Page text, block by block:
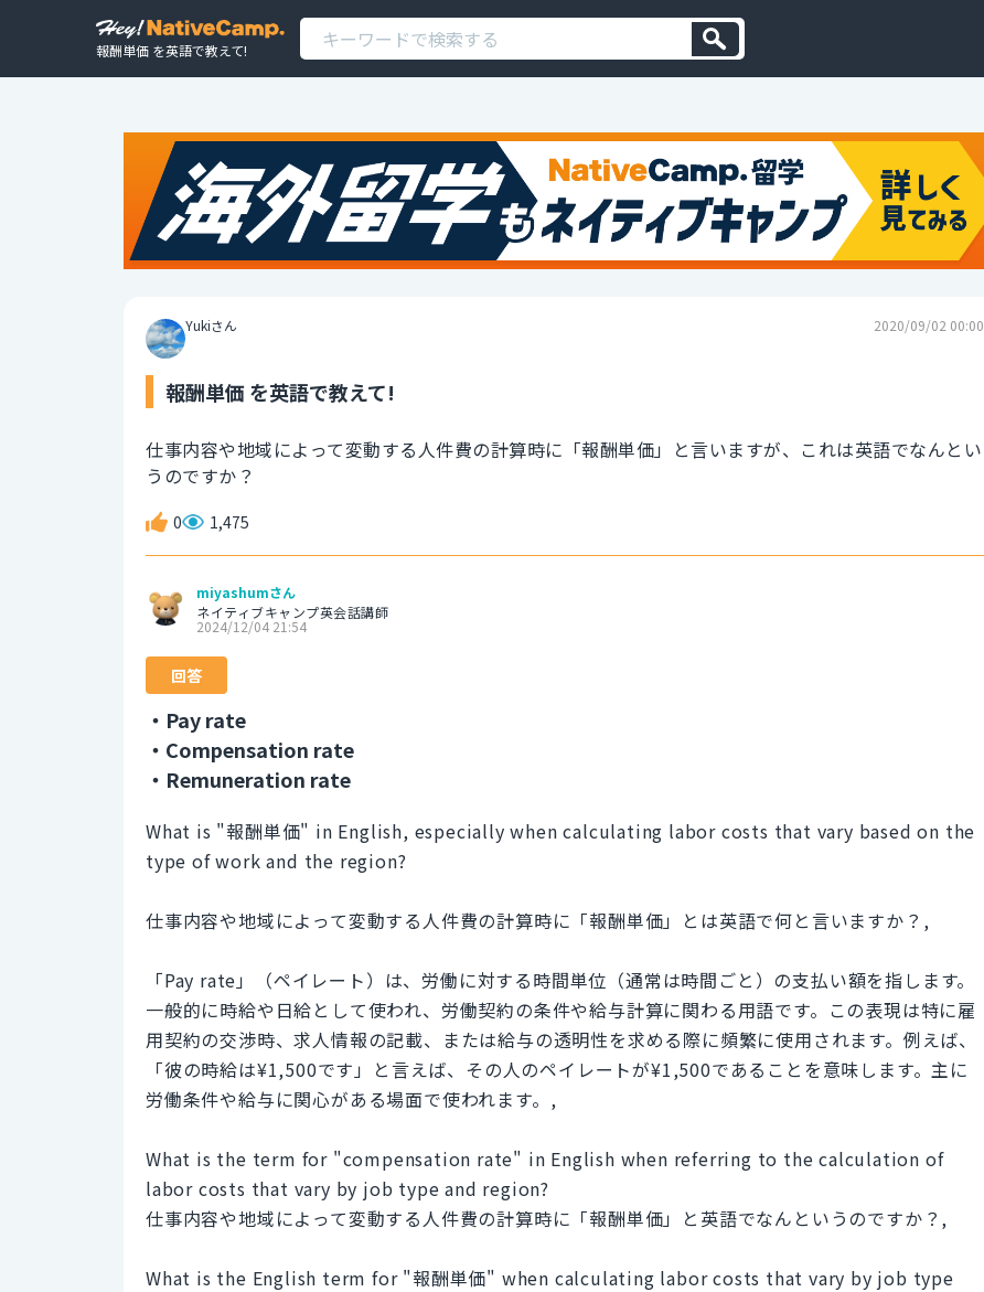
報酬単価 を英語で教えて!
Yukiさん 2020/09/02 00:00
報酬単価 を英語で教えて!
仕事内容や地域によって変動する人件費の計算時に「報酬単価」と言いますが、これは英語でなんとい
うのですか？
0 1,475
miyashumさん
ネイティブキャンプ英会話講師
2024/12/04 21:54
回答
・Pay rate
・Compensation rate
・Remuneration rate
What is "報酬単価" in English, especially when calculating labor costs that vary based on the
type of work and the region?
仕事内容や地域によって変動する人件費の計算時に「報酬単価」とは英語で何と言いますか？,
「Pay rate」（ペイレート）は、労働に対する時間単位（通常は時間ごと）の支払い額を指します。
一般的に時給や日給として使われ、労働契約の条件や給与計算に関わる用語です。この表現は特に雇
用契約の交渉時、求人情報の記載、または給与の透明性を求める際に頻繁に使用されます。例えば、
「彼の時給は¥1,500です」と言えば、その人のペイレートが¥1,500であることを意味します。主に
労働条件や給与に関心がある場面で使われます。,
What is the term for "compensation rate" in English when referring to the calculation of
labor costs that vary by job type and region?
仕事内容や地域によって変動する人件費の計算時に「報酬単価」と英語でなんというのですか？,
What is the English term for "報酬単価" when calculating labor costs that vary by job type